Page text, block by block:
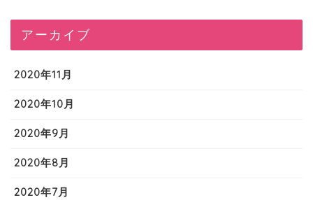
アーカイブ
2020年11月
2020年10月
2020年9月
2020年8月
2020年7月